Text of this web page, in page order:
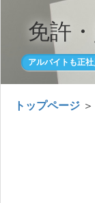
免許
アルバイトも正
トップページ ＞